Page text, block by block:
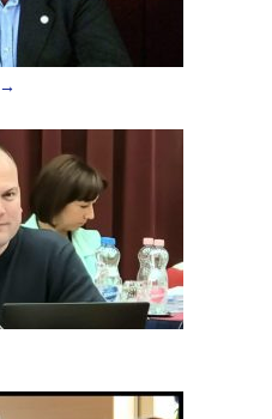
→